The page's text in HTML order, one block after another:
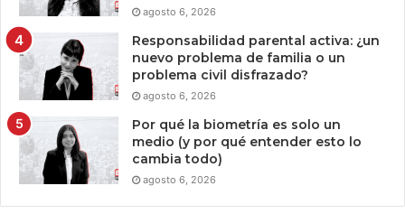
agosto 6, 2026
Responsabilidad parental activa: ¿un
nuevo problema de familia o un
problema civil disfrazado?
agosto 6, 2026
Por qué la biometría es solo un
medio (y por qué entender esto lo
cambia todo)
agosto 6, 2026